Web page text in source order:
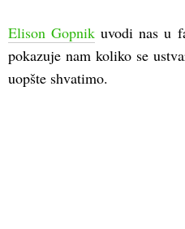
Elison Gopnik uvodi nas u
pokazuje nam koliko se
uopšte shvatimo.